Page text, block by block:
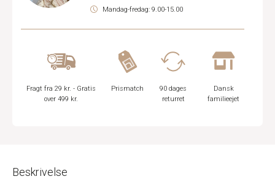
Mandag-fredag: 9.00-15.00
Fragt fra 29 kr. - Gratis
over 499 kr.
Prismatch
90 dages
returret
Dansk
familieejet
Beskrivelse